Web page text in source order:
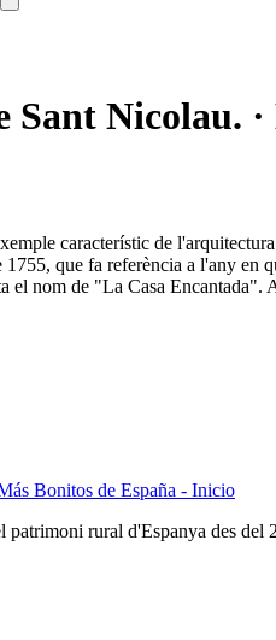
Sant Nicolau.
característic de
1755, que fa referència a l'any
el nom de "La Casa
Bonitos de España - Inicio
patrimoni rural d'Espanya des del